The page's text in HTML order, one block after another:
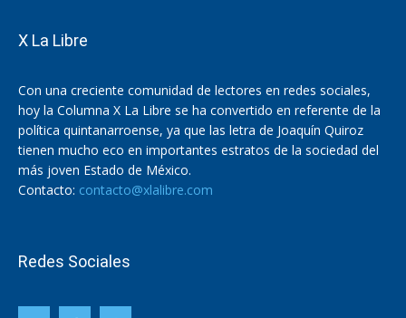
X La Libre
Con una creciente comunidad de lectores en redes sociales,
hoy la Columna X La Libre se ha convertido en referente de la
política quintanarroense, ya que las letra de Joaquín Quiroz
tienen mucho eco en importantes estratos de la sociedad del
más joven Estado de México.
Contacto: contacto@xlalibre.com
Redes Sociales